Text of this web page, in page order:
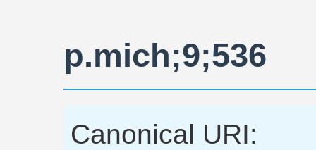
p.mich;9;536
Canonical URI: